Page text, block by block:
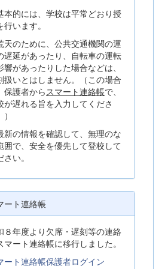
的には、学校は平常どおり授
行います。
のために、公共交通機関の運
遅延があったり、自転車の運転
響があったりした場合などは、
扱いとはしません。（この場合
保護者から スマート連絡帳で、
が遅れる旨を入力してくださ
の情報を確認して、無理のな
囲で、安全を優先して登校して
さい。
ート連絡帳
８年度より欠席・遅刻等の連絡
マート連絡帳に移行しました。
ート連絡帳保護者ログイン